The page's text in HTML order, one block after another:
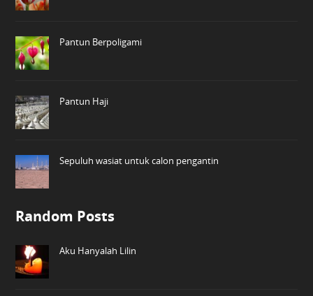
Pantun Berpoligami
Pantun Haji
Sepuluh wasiat untuk calon pengantin
Random Posts
Aku Hanyalah Lilin